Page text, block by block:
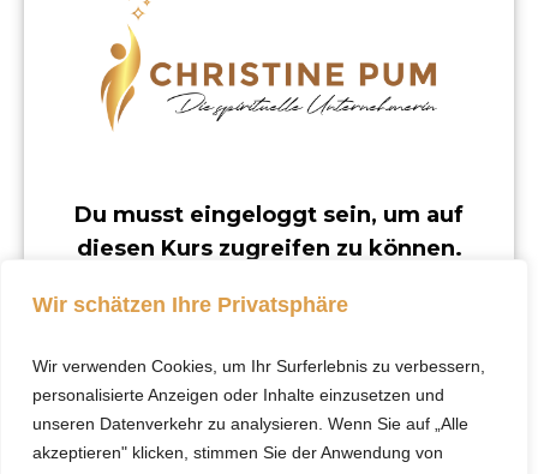
Wir schätzen Ihre Privatsphäre
Wir verwenden Cookies, um Ihr Surferlebnis zu verbessern,
personalisierte Anzeigen oder Inhalte einzusetzen und
unseren Datenverkehr zu analysieren. Wenn Sie auf „Alle
akzeptieren" klicken, stimmen Sie der Anwendung von
Du musst eingeloggt sein, um auf
diesen Kurs zugreifen zu können.
verfügbar.
Klicke hier, um dich
einzuloggen.